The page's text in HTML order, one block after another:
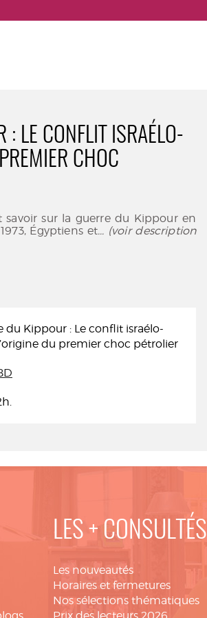
: LE CONFLIT ISRAÉLO-
CHOC
savoir sur la guerre du Kippour en
Égyptiens et... (voir description
du Kippour : Le conflit israélo-
du premier choc pétrolier
LES + CONSULTÉS
Les nouveautés
Horaires et fermetures
Nos sélections thématiques